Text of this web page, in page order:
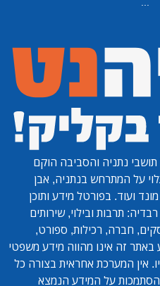
נתניה והסביבה הוקם
על המתרחש בנתניה, אבן
ועוד. בפורטל מידע ותוכן
תרבות ובילוי, שירותים
חברה, רכילות, ספורט,
באתר זה אינו מהווה מידע משפטי
אין המערכת אחראית בצורה כל
על המידע הנמצא